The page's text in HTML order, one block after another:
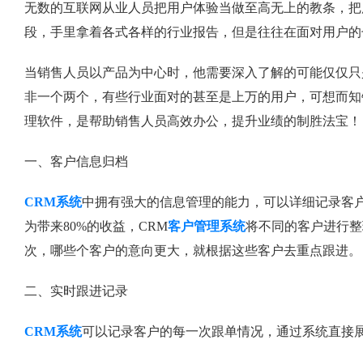
无数的互联网从业人员把用户体验当做至高无上的教条，
段，手里拿着各式各样的行业报告，但是往往在面对用户
当销售人员以产品为中心时，他需要深入了解的可能仅仅
非一个两个，有些行业面对的甚至是上万的用户，可想而
理软件，是帮助销售人员高效办公，提升业绩的制胜法宝！
一、客户信息归档
CRM系统中拥有强大的信息管理的能力，可以详细记录客
为带来80%的收益，CRM客户管理系统将不同的客户进行
次，哪些个客户的意向更大，就根据这些客户去重点跟进。
二、实时跟进记录
CRM系统可以记录客户的每一次跟单情况，通过系统直接